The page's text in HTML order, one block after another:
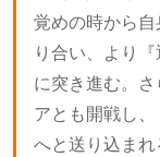
覚めの時から
り合い、より
に突き進む。
アとも開戦し
へと送り込ま